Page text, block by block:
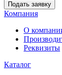
Подать заявку
Компания
О
Реквизиты
Каталог